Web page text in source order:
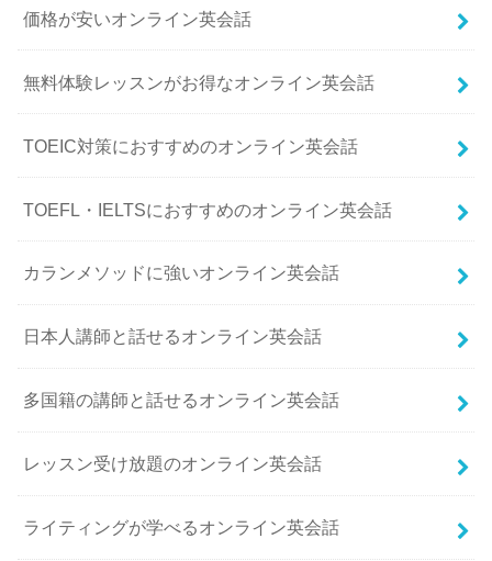
価格が安いオンライン英会話
無料体験レッスンがお得なオンライン英会話
TOEIC対策におすすめのオンライン英会話
TOEFL・IELTSにおすすめのオンライン英会話
カランメソッドに強いオンライン英会話
日本人講師と話せるオンライン英会話
多国籍の講師と話せるオンライン英会話
レッスン受け放題のオンライン英会話
ライティングが学べるオンライン英会話